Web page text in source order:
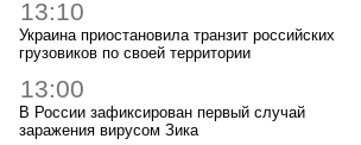
13:10
Украина приостановила транзит российских
грузовиков по своей территории
13:00
В России зафиксирован первый случай
заражения вирусом Зика